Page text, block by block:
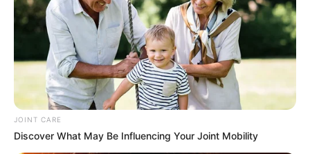
A la cárcel alias 'Duende':
Condenado por asesinar a
habitante de calle en
Cartagena
FISCALÍA GENERAL DE LA
Las millonarias
JOINT CARE
Discover What May Be Influencing Your Joint Mobility